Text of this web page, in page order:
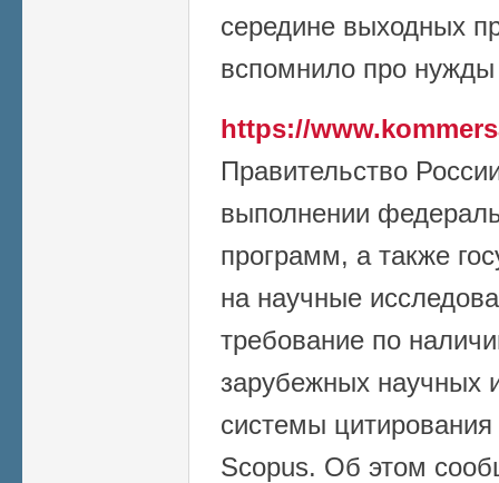
середине выходных
вспомнило про нужды
https://
Правительство
выполнении
программ, а также
на научные
требование по
зарубежных научных
системы
Scopus. Об этом